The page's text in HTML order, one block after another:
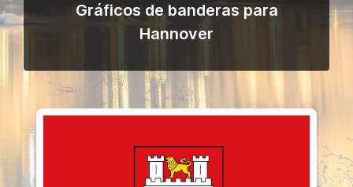
Gráficos de banderas para
Hannover